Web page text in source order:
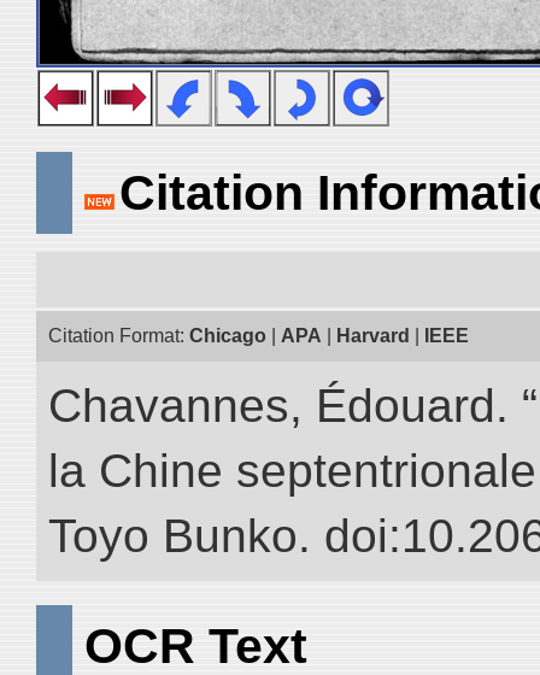
Citation
Citation Format: Chicago APA Harvard IEEE
Chavannes, Édouard.
la Chine
Toyo Bunko.
OCR Text